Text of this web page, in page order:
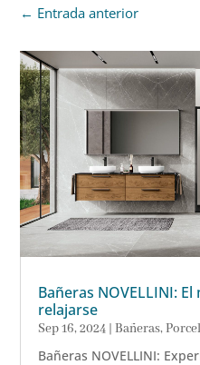
← Entrada anterior
Bañeras NOVELLINI:
relajarse
Sep 16, 2024 |Bañeras,
Bañeras NOVELLINI: